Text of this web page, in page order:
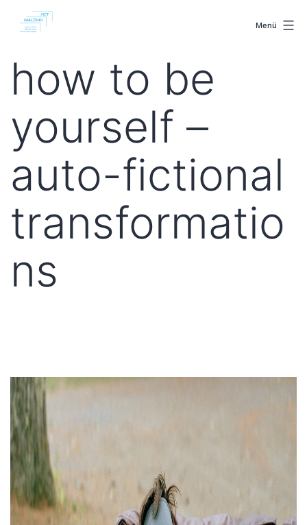
Inhalt
Menü
how to be
yourself –
auto-fictional
transformatio
ns